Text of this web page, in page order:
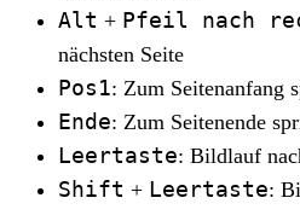
Alt + Pfeil nach
nächsten Seite
Pos1: Zum Seitenanfang
Ende: Zum Seitenende
Leertaste: Bildlauf
Shift + Leertaste: